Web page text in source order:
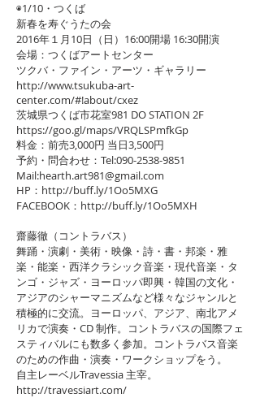
◉1/10・つくば
新春を寿ぐうたの会
2016年１月10日（日）16:00開場 16:30開演
会場：つくばアートセンター
ツクバ・ファイン・アーツ・ギャラリー
http://www.tsukuba-art-
center.com/#!about/cxez
茨城県つくば市花室981 DO STATION 2F
https://goo.gl/maps/VRQLSPmfkGp
料金：前売3,000円 当日3,500円
予約・問合わせ：Tel:090-2538-9851
Mail:hearth.art981@gmail.com
HP：http://buff.ly/1Oo5MXG
FACEBOOK：http://buff.ly/1Oo5MXH
齋藤徹（コントラバス）
舞踊・演劇・美術・映像・詩・書・邦楽・雅
楽・能楽・西洋クラシック音楽・現代音楽・タ
ンゴ・ジャズ・ヨーロッパ即興・韓国の文化・
アジアのシャーマニズムなど様々なジャンルと
積極的に交流。ヨーロッパ、アジア、南北アメ
リカで演奏・CD 制作。コントラバスの国際フェ
スティバルにも数多く参加。コントラバス音楽
のための作曲・演奏・ワークショップをう。
自主レーベルTravessia 主宰。
http://travessiart.com/